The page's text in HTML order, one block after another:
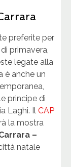
preferite per
primavera,
legate alla
è anche un
principe di
Laghi. Il CAP
la mostra
–
natale